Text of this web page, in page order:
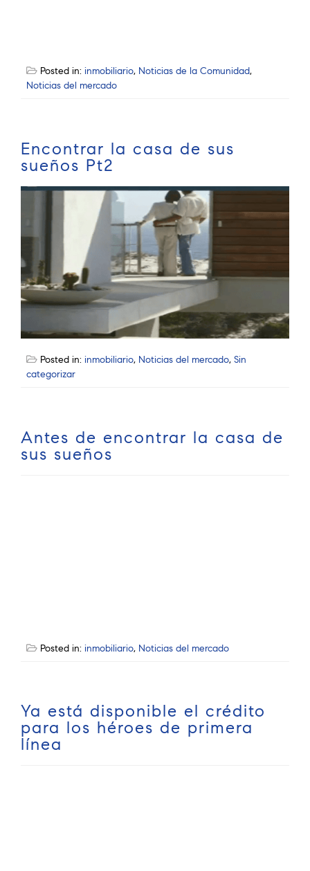
Posted in: inmobiliario, Noticias de la Comunidad,
Noticias del mercado
Encontrar la casa de sus
sueños Pt2
Posted in: inmobiliario, Noticias del mercado, Sin
categorizar
Antes de encontrar la casa de
sus sueños
Posted in: inmobiliario, Noticias del mercado
Ya está disponible el crédito
para los héroes de primera
línea